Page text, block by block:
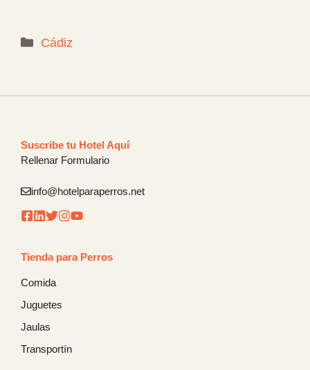
Categorías
Cádiz
Suscribe tu Hotel Aquí
Rellenar Formulario
info@hotelparaperros.net
Tienda para Perros
Comida
Juguetes
Jaulas
Transportín